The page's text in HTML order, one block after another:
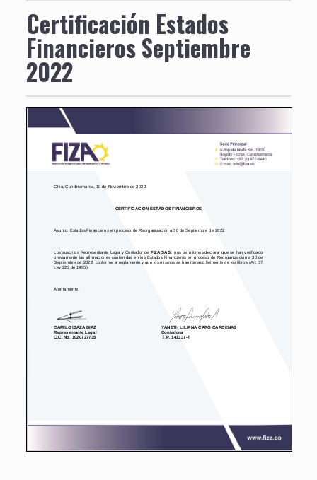
Certificación Estados
Financieros Septiembre
2022